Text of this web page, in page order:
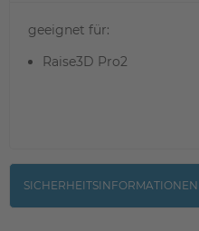
geeignet für:
Raise3D Pro2
SICHERHEITSINFORMATIONEN